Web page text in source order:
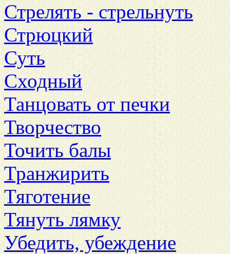
Стрелять - стрельнуть
Стрюцкий
Суть
Сходный
Танцовать от печки
Творчество
Точить балы
Транжирить
Тяготение
Тянуть лямку
Убедить, убеждение